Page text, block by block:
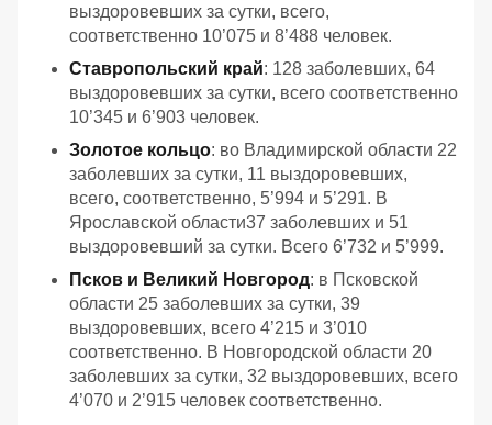
выздоровевших за сутки, всего,
соответственно 10’075 и 8’488 человек.
Ставропольский край: 128 заболевших, 64
выздоровевших за сутки, всего соответственно
10’345 и 6’903 человек.
Золотое кольцо: во Владимирской области 22
заболевших за сутки, 11 выздоровевших,
всего, соответственно, 5’994 и 5’291. В
Ярославской области37 заболевших и 51
выздоровевший за сутки. Всего 6’732 и 5’999.
Псков и Великий Новгород: в Псковской
области 25 заболевших за сутки, 39
выздоровевших, всего 4’215 и 3’010
соответственно. В Новгородской области 20
заболевших за сутки, 32 выздоровевших, всего
4’070 и 2’915 человек соответственно.